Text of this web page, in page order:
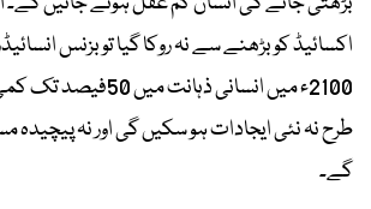
اکسائیڈ کو بڑھنے سے نہ روکا گیا تو بزنس
2100ء میں انسانی ذہانت
طرح نہ نئی ایجادات ہو سکیں گی اور نہ
گے۔